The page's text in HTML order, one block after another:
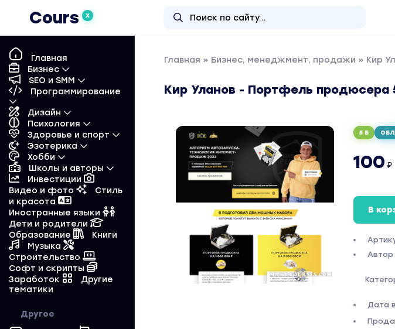
Cours X
Главная
Бизнес
SEO и SMM
Программирование
Дизайн
Психология
Здоровье и спорт
Эзотерика
Хобби
Школы и авторы
Инвестиции
Видео и фото
Стиль
и красота
Иностранные языки
Дети и родители
Образование
Книги
Музыка
Строительство
Софт и скрипты
Заработок
Другие
тематики
Другое
Главная » Бизнес, менеджмент, продажи » Кир
Кир Уланов - Портфель продюсера
5 Б
100 ₽
В
Автор
Дата